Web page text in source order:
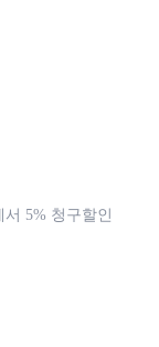
5% 청구할인